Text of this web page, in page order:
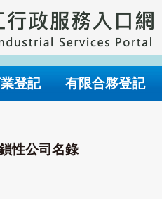
登記 有限合夥登記
性公司名錄